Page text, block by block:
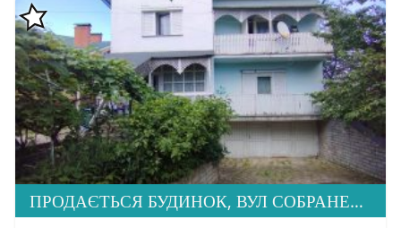
ПРОДАЄТЬСЯ БУДИНОК, ВУЛ СОБРАНЕЦЬКА